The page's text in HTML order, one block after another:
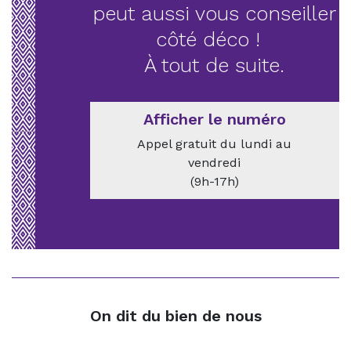
peut aussi vous conseiller
côté déco !
À tout de suite.
Afficher le numéro
Appel gratuit du lundi au
vendredi
(9h-17h)
On dit du bien de nous